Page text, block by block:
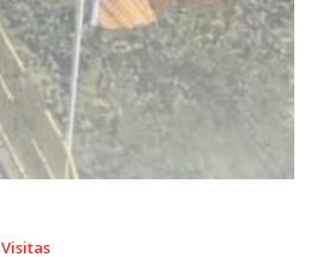
Visitas